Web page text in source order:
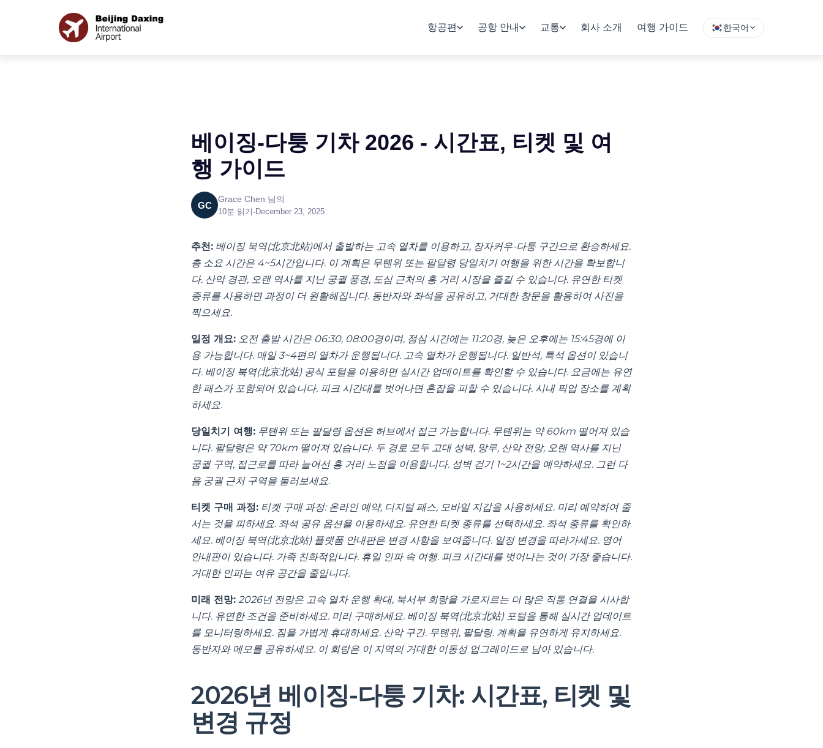
항공편 공항 안내 교통 회사 소개 여행 가이드 한국어
베이징-다퉁 기차 2026 - 시간표, 티켓 및 여
행 가이드
GC
Grace Chen 님의
10분 읽기 •December 23, 2025
추천: 베이징 북역(北京北站)에서 출발하는 고속 열차를 이용하고, 장자커우-다퉁 구간으로 환승하세요.
총 소요 시간은 4~5시간입니다. 이 계획은 무톈위 또는 팔달령 당일치기 여행을 위한 시간을 확보합니
다. 산악 경관, 오랜 역사를 지닌 궁궐 풍경, 도심 근처의 홍 거리 시장을 즐길 수 있습니다. 유연한 티켓
종류를 사용하면 과정이 더 원활해집니다. 동반자와 좌석을 공유하고, 거대한 창문을 활용하여 사진을
찍으세요.
일정 개요: 오전 출발 시간은 06:30, 08:00경이며, 점심 시간에는 11:20경, 늦은 오후에는 15:45경에 이
용 가능합니다. 매일 3~4편의 열차가 운행됩니다. 고속 열차가 운행됩니다. 일반석, 특석 옵션이 있습니
다. 베이징 북역(北京北站) 공식 포털을 이용하면 실시간 업데이트를 확인할 수 있습니다. 요금에는 유연
한 패스가 포함되어 있습니다. 피크 시간대를 벗어나면 혼잡을 피할 수 있습니다. 시내 픽업 장소를 계획
하세요.
당일치기 여행: 무톈위 또는 팔달령 옵션은 허브에서 접근 가능합니다. 무톈위는 약 60km 떨어져 있습
니다. 팔달령은 약 70km 떨어져 있습니다. 두 경로 모두 고대 성벽, 망루, 산악 전망, 오랜 역사를 지닌
궁궐 구역, 접근로를 따라 늘어선 홍 거리 노점을 이용합니다. 성벽 걷기 1~2시간을 예약하세요. 그런 다
음 궁궐 근처 구역을 둘러보세요.
티켓 구매 과정: 티켓 구매 과정: 온라인 예약, 디지털 패스, 모바일 지갑을 사용하세요. 미리 예약하여 줄
서는 것을 피하세요. 좌석 공유 옵션을 이용하세요. 유연한 티켓 종류를 선택하세요. 좌석 종류를 확인하
세요. 베이징 북역(北京北站) 플랫폼 안내판은 변경 사항을 보여줍니다. 일정 변경을 따라가세요. 영어
안내판이 있습니다. 가족 친화적입니다. 휴일 인파 속 여행. 피크 시간대를 벗어나는 것이 가장 좋습니다.
거대한 인파는 여유 공간을 줄입니다.
미래 전망: 2026년 전망은 고속 열차 운행 확대, 북서부 회랑을 가로지르는 더 많은 직통 연결을 시사합
니다. 유연한 조건을 준비하세요. 미리 구매하세요. 베이징 북역(北京北站) 포털을 통해 실시간 업데이트
를 모니터링하세요. 짐을 가볍게 휴대하세요. 산악 구간. 무톈위, 팔달링. 계획을 유연하게 유지하세요.
동반자와 메모를 공유하세요. 이 회랑은 이 지역의 거대한 이동성 업그레이드로 남아 있습니다.
2026년 베이징-다퉁 기차: 시간표, 티켓 및
변경 규정